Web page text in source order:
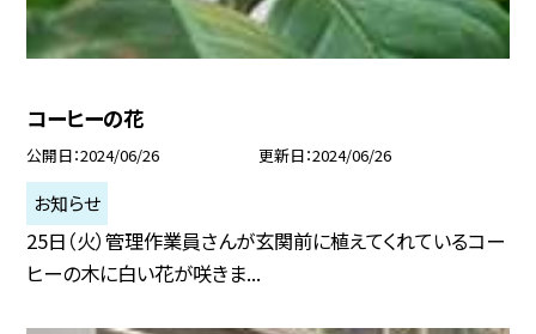
コーヒーの花
公開日 2024/06/26 更新日 2024/06/26
お知らせ
25日（火）管理作業員さんが玄関前に植えてくれているコー
ヒーの木に白い花が咲きま...